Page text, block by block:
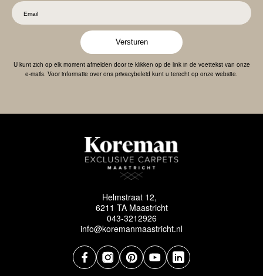
Versturen
U kunt zich op elk moment afmelden door te klikken op de link in de voettekst van onze
e-mails. Voor informatie over ons privacybeleid kunt u terecht op onze website.
Helmstraat 12,
6211 TA Maastricht
043-3212926
info@koremanmaastricht.nl